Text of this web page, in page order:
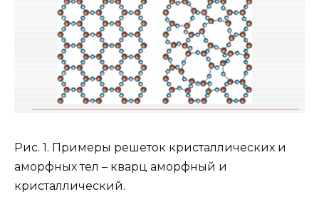
Рис. 1. Примеры решеток кристаллических и
аморфных тел – кварц аморфный и
кристаллический.